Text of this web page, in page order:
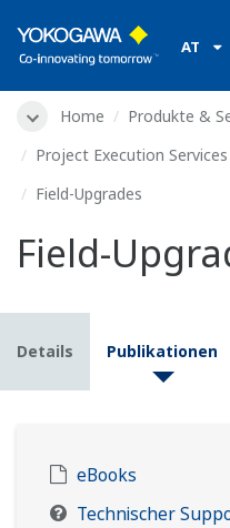
AT
Home
Produkte &
Project Execution Services
Field-Upgrades
Field-
Details Publikationen
eBooks
Technischer